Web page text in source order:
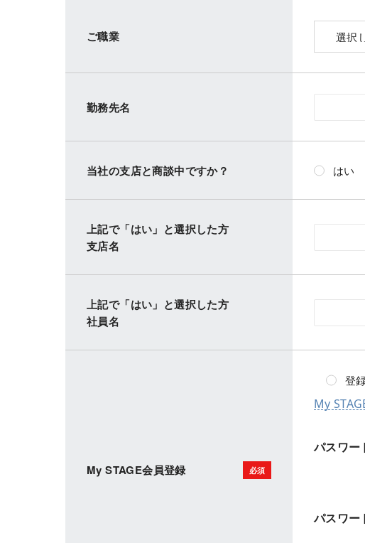
ご職業
勤務先名
当社の支店と商談中ですか？ はい
上記で「はい」と選択した方
支店名
上記で「はい」と選択した方
社員名
My STAGE会員登録
登
My
パスワー
パスワー